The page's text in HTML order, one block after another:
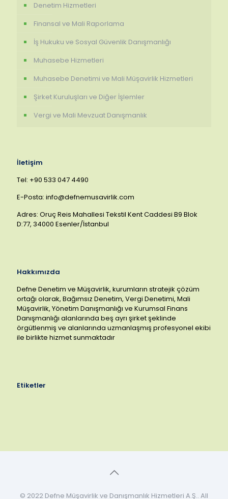
Denetim Hizmetleri
Finansal ve Mali Raporlama
İş Hukuku ve Sosyal Güvenlik Danışmanlığı
Muhasebe Hizmetleri
Muhasebe Denetimi ve Mali Müşavirlik Hizmetleri
Şirket Kuruluşları ve Diğer İşlemler
Vergi ve Mali Mevzuat Danışmanlık
İletişim
Tel: +90 533 047 4490
E-Posta: info@defnemusavirlik.com
Adres: Oruç Reis Mahallesi Tekstil Kent Caddesi B9 Blok
D:77, 34000 Esenler/İstanbul
Hakkımızda
Defne Denetim ve Müşavirlik, kurumların stratejik çözüm
ortağı olarak, Bağımsız Denetim, Vergi Denetimi, Mali
Müşavirlik, Yönetim Danışmanlığı ve Kurumsal Finans
Danışmanlığı alanlarında beş ayrı şirket şeklinde
örgütlenmiş ve alanlarında uzmanlaşmış profesyonel ekibi
ile birlikte hizmet sunmaktadır
Etiketler
© 2022 Defne Müşavirlik ve Danışmanlık Hizmetleri A.Ş.. All